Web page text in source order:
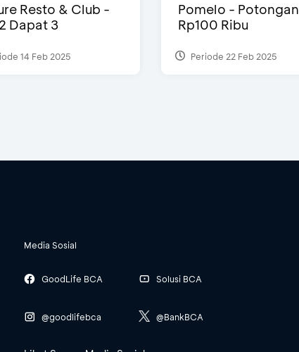
Resto & Club -
Dapat 3
14 Feb 2025
Pomelo - Potongan
Rp100 Ribu
Periode 22 Feb 2025
Media Sosial
GoodLife BCA
@goodlifebca
Solusi BCA
@BankBCA